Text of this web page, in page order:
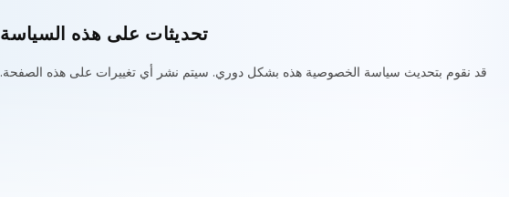
تحديثات على هذه السياسة
قد نقوم بتحديث سياسة الخصوصية هذه بشكل دوري. سيتم نشر أي تغييرات على هذه الصفحة.